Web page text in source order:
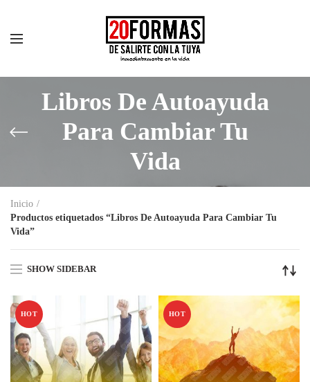
Libros De Autoayuda
Para Cambiar Tu
Vida
Inicio
Productos etiquetados “Libros De Autoayuda Para Cambiar Tu
Vida”
SHOW SIDEBAR
HOT HOT